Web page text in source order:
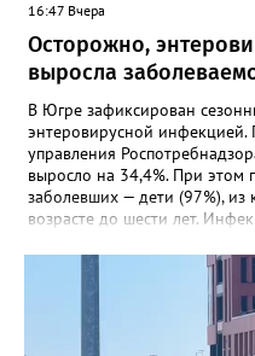
16:47 Вчера
Осторожно,
выросла
В Югре зафиксирован
энтеровирусной
управления
выросло на 34,4%. При этом
заболевших — дети (97%),
возрасте до шести лет.
Нижневартовск, Мегион,
Нижневартовский,
Ханты-Мансийский районы.
проявляется в виде
конечностях. На долю